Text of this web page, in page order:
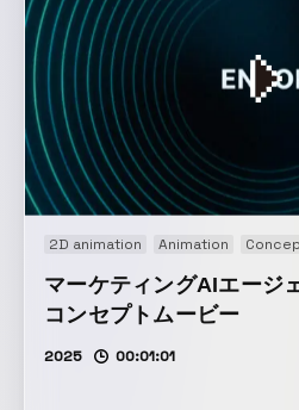
2D animation Animation
マーケティングAIエージ
コンセプトムービー
2025 00:01:01